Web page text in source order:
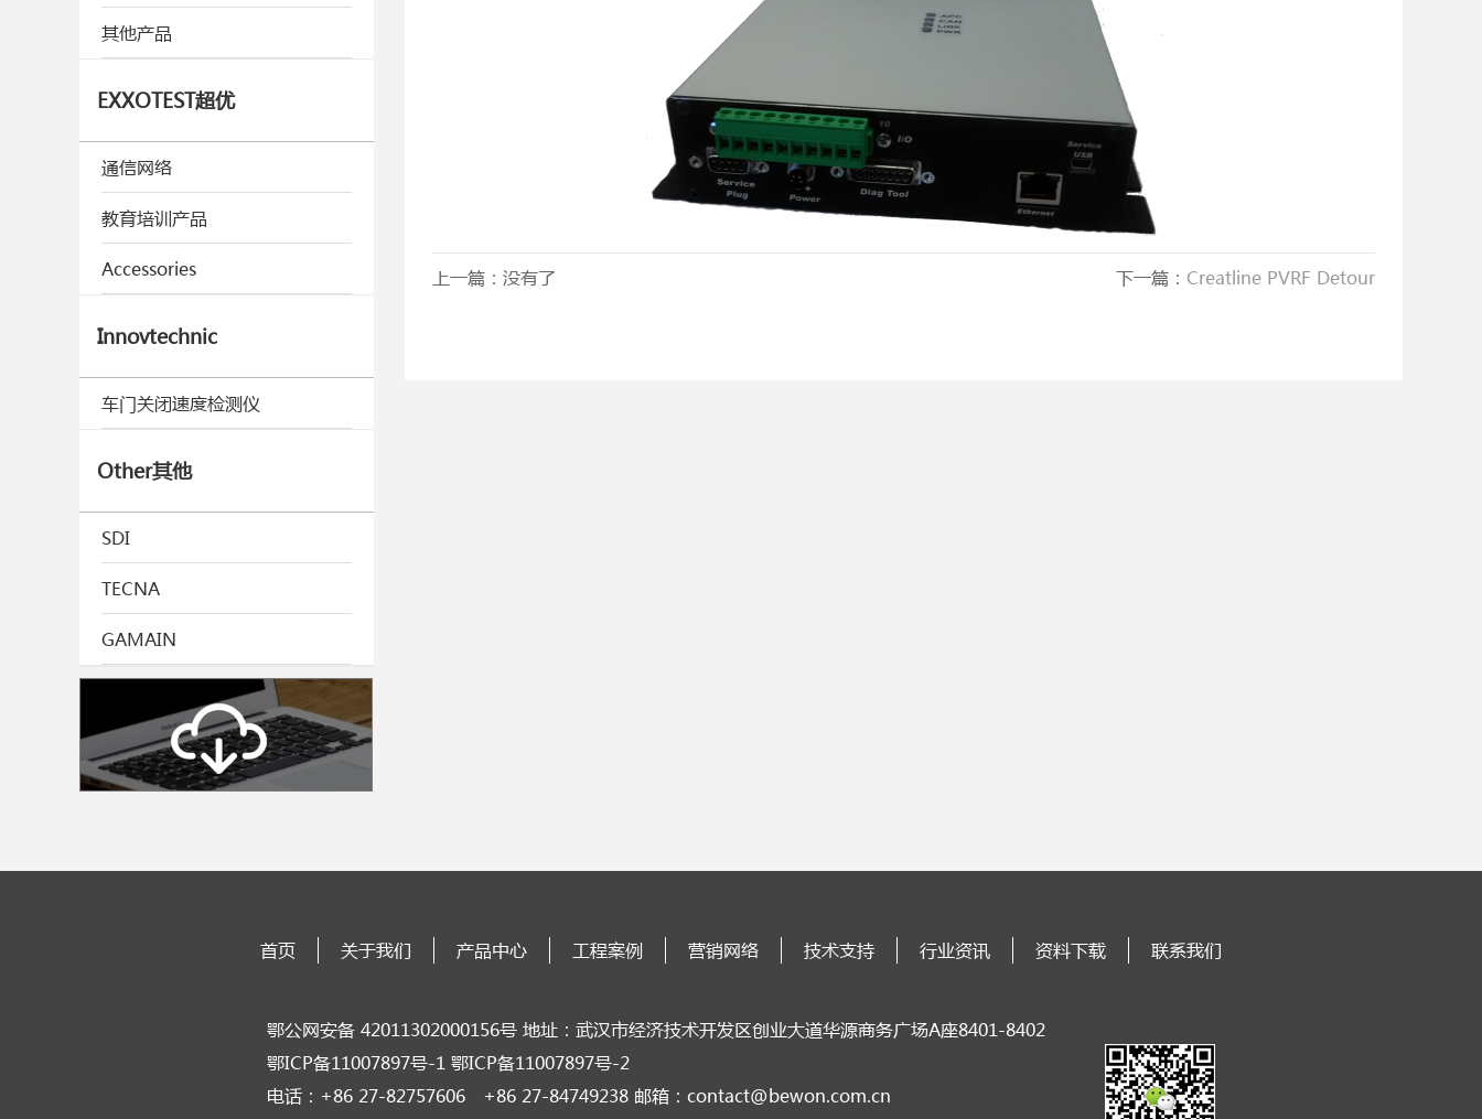
其他产品
EXXOTEST超优
通信网络
教育培训产品
Accessories
Innovtechnic
车门关闭速度检测仪
Other其他
SDI
TECNA
GAMAIN
上一篇： 没有了 下一篇： Creatline PVRF Detour
首页 关于我们 产品中心 工程案例 营销网络 技术支持 行业资讯 资料下载 联系我们
鄂公网安备 42011302000156号 地址：武汉市经济技术开发区创业大道华源商务广场A座8401-8402
鄂ICP备11007897号-1 鄂ICP备11007897号-2
电话：+86 27-82757606 +86 27-84749238 邮箱：contact@bewon.com.cn